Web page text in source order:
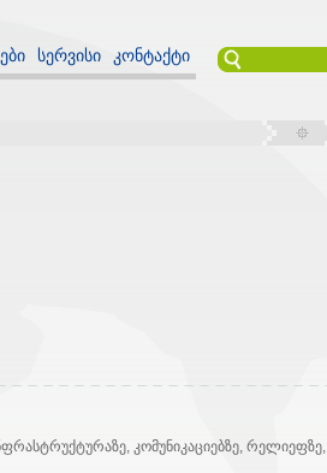
სერვისი კონტაქტი
კომუნიკაციებზე, რელიეფზე,